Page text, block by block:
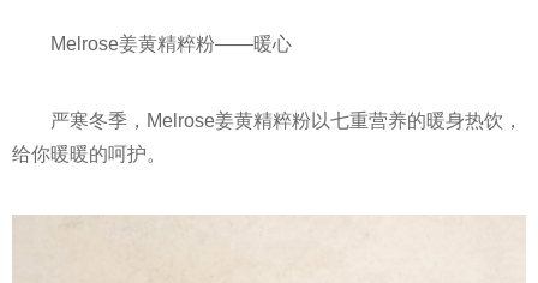
Melrose姜黄精粹粉——暖心
严寒冬季，Melrose姜黄精粹粉以七重营养的暖身热饮，
给你暖暖的呵护。